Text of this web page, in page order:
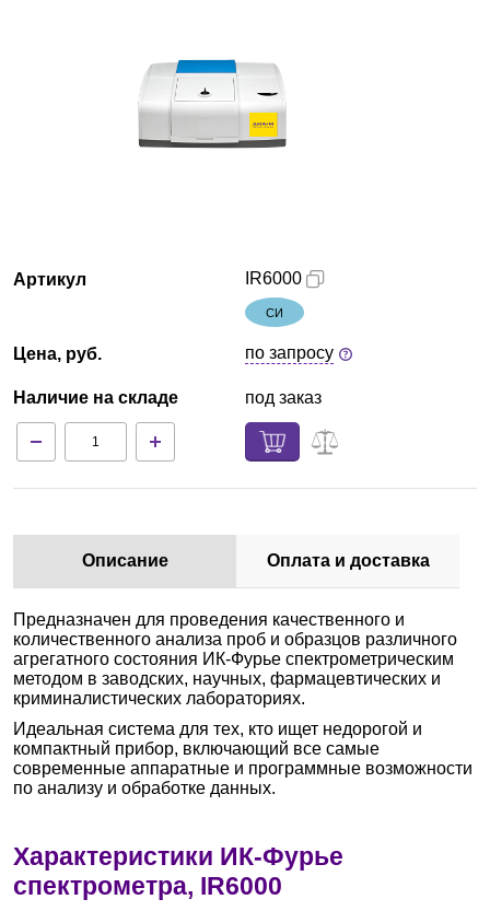
Технический сервис
Доставка и оплата
Контакты
Артикул
Цена, руб.
Наличие на складе
IR6000
СИ
по запросу
под заказ
Описание Оплата и доставка
Предназначен для проведения качественного и
количественного анализа проб и образцов различного
агрегатного состояния ИК-Фурье спектрометрическим
методом в заводских, научных, фармацевтических и
криминалистических лабораториях.
Идеальная система для тех, кто ищет недорогой и
компактный прибор, включающий все самые
современные аппаратные и программные возможности
по анализу и обработке данных.
Характеристики ИК-Фурье
спектрометра, IR6000